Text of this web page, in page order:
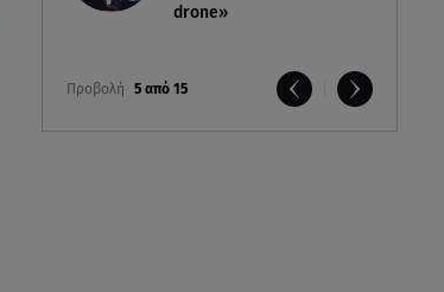
drone»
Προβολή 5 από 15